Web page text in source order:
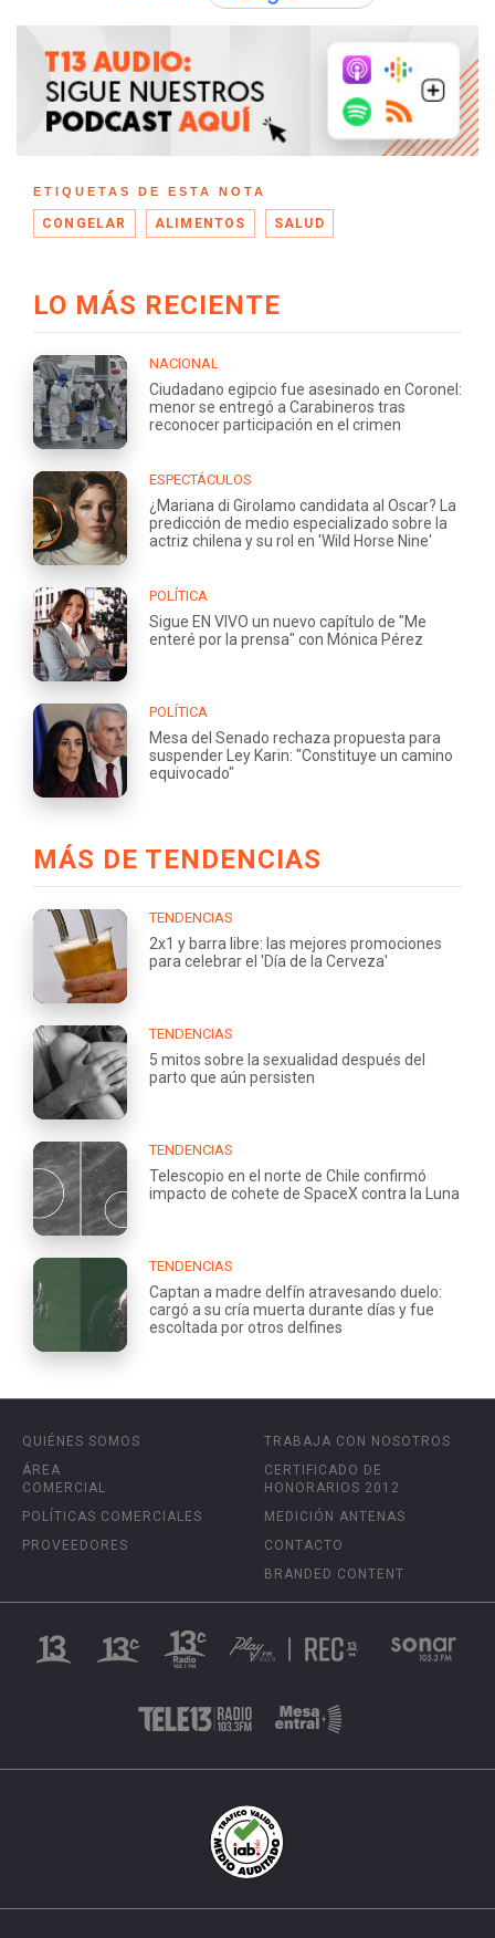
ETIQUETAS DE ESTA NOTA
CONGELAR ALIMENTOS SALUD
LO MÁS RECIENTE
NACIONAL
Ciudadano egipcio fue asesinado en Coronel:
menor se entregó a Carabineros tras
reconocer participación en el crimen
ESPECTÁCULOS
¿Mariana di Girolamo candidata al Oscar? La
predicción de medio especializado sobre la
actriz chilena y su rol en 'Wild Horse Nine'
POLÍTICA
Sigue EN VIVO un nuevo capítulo de "Me
enteré por la prensa" con Mónica Pérez
POLÍTICA
Mesa del Senado rechaza propuesta para
suspender Ley Karin: "Constituye un camino
equivocado"
MÁS DE TENDENCIAS
TENDENCIAS
2x1 y barra libre: las mejores promociones
para celebrar el 'Día de la Cerveza'
TENDENCIAS
5 mitos sobre la sexualidad después del
parto que aún persisten
TENDENCIAS
Telescopio en el norte de Chile confirmó
impacto de cohete de SpaceX contra la Luna
TENDENCIAS
Captan a madre delfín atravesando duelo:
cargó a su cría muerta durante días y fue
escoltada por otros delfines
QUIÉNES SOMOS
ÁREA
COMERCIAL
POLÍTICAS COMERCIALES
PROVEEDORES
TRABAJA CON NOSOTROS
CERTIFICADO DE
HONORARIOS 2012
MEDICIÓN ANTENAS
CONTACTO
BRANDED CONTENT